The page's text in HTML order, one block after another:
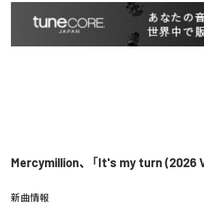
Mercymillion、「It's my turn (2026
新曲情報